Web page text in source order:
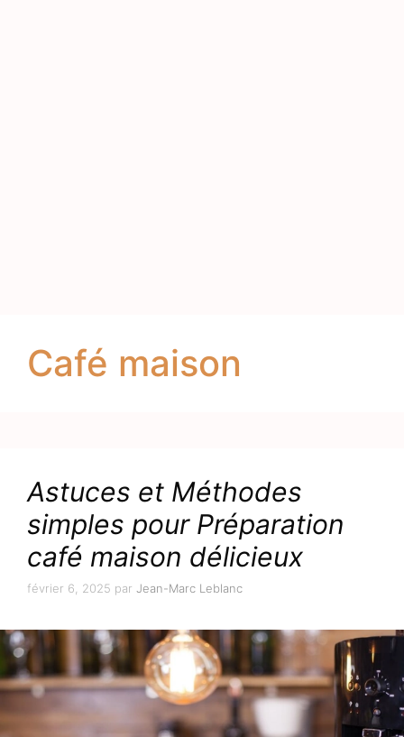
Café maison
Astuces et Méthodes
simples pour Préparation
café maison délicieux
février 6, 2025 par Jean-Marc Leblanc